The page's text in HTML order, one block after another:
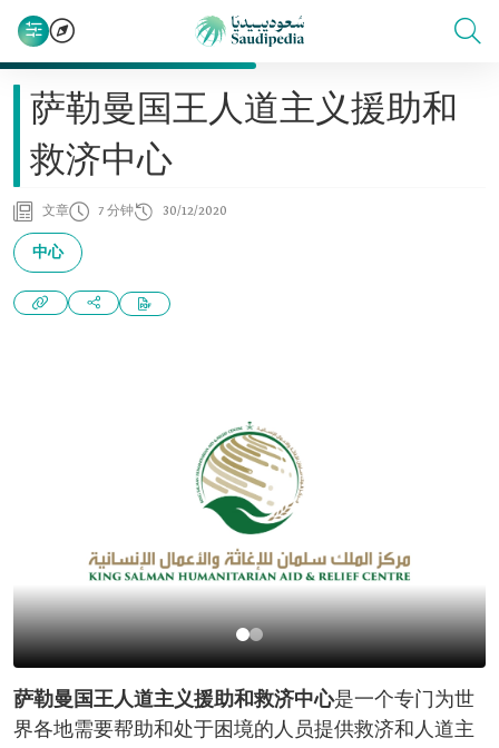
萨勒曼国王人道主义援助和
救济中心
文章 7 分钟 30/12/2020
中心
萨勒曼国王人道主义援助和救济中心是一个专门为世
界各地需要帮助和处于困境的人员提供救济和人道主